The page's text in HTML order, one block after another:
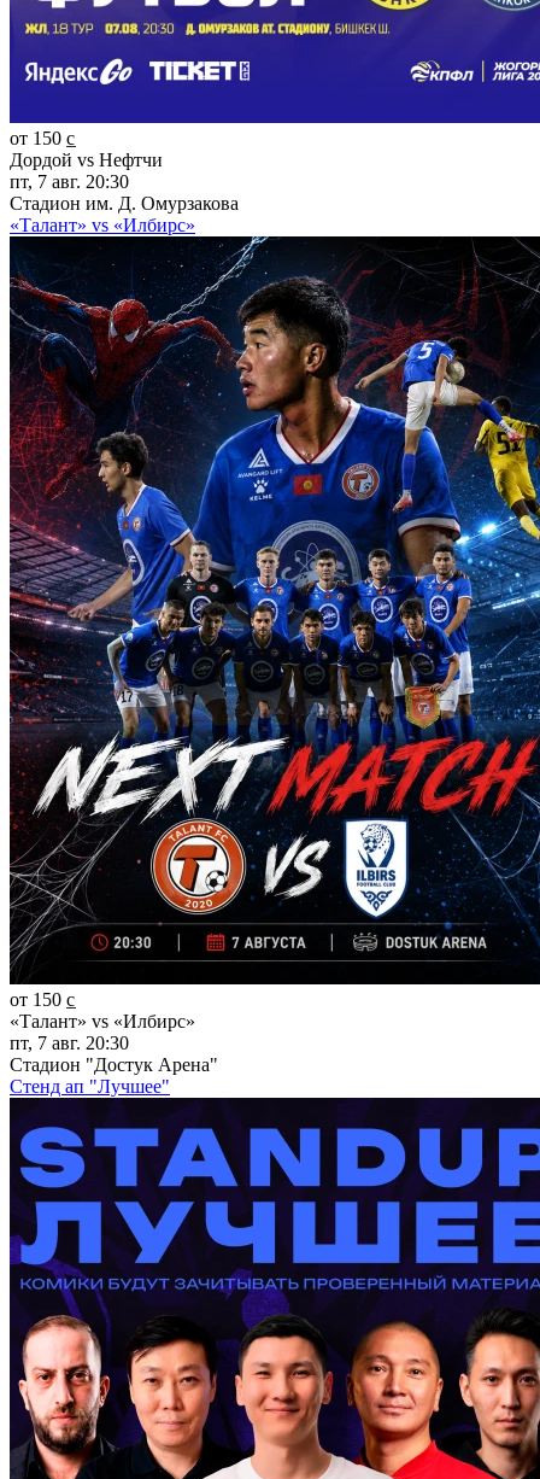
от 150 c̲
Дордой vs Нефтчи
пт, 7 авг. 20:30
Стадион им. Д. Омурзакова
«Талант» vs «Илбирс»
от 150 c̲
«Талант» vs «Илбирс»
пт, 7 авг. 20:30
Стадион "Достук Арена"
Стенд ап "Лучшее"